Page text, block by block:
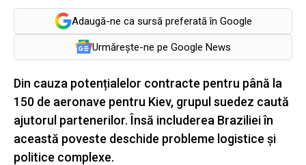
Adaugă-ne ca sursă preferată în Google
Urmărește-ne pe Google News
Din cauza potențialelor contracte pentru până la
150 de aeronave pentru Kiev, grupul suedez caută
ajutorul partenerilor. Însă includerea Braziliei în
această poveste deschide probleme logistice și
politice complexe.